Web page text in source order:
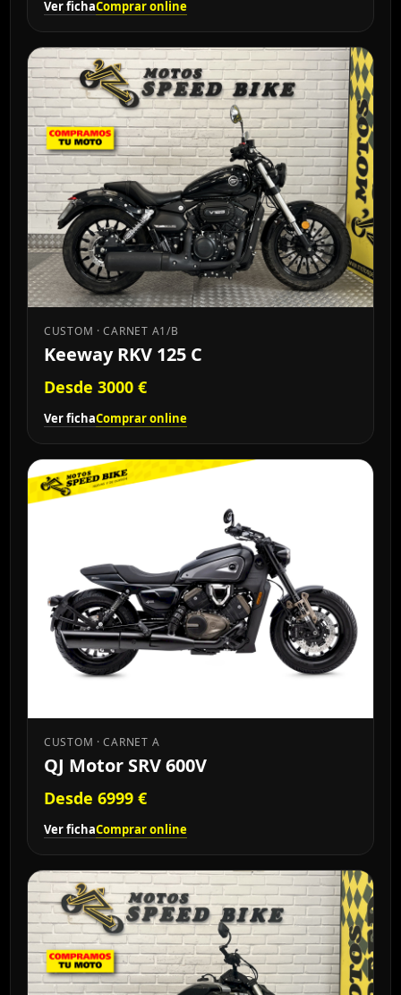
Ver fichaComprar online
CUSTOM · CARNET A1/B
Keeway RKV 125 C
Desde 3000 €
Ver fichaComprar online
CUSTOM · CARNET A
QJ Motor SRV 600V
Desde 6999 €
Ver fichaComprar online